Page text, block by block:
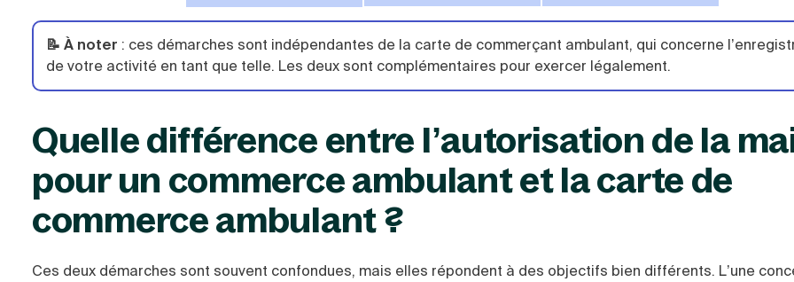
📝 À noter : ces démarches sont indépendantes de la carte de commerçant ambulant, qui concerne
de votre activité en tant que telle. Les deux sont complémentaires pour exercer légalement.
Quelle différence entre l’autorisation de la
pour un commerce ambulant et la carte de
commerce ambulant ?
Ces deux démarches sont souvent confondues, mais elles répondent à des objectifs bien différents. L’une